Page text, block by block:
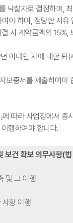
낙찰자로 결정하며,
야 하며, 정당한 사
시 계약금액의
이내인 자에 대한 퇴
보증서를 제출하여야
따라 사업장에서
행하여야 합니다.
보건 확보 의무사항(
및 그 이행
항 이행